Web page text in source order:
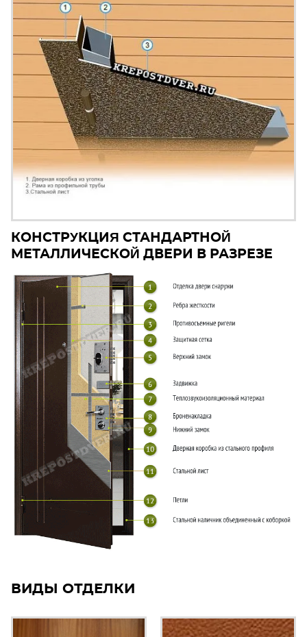
КОНСТРУКЦИЯ СТАНДАРТНОЙ
МЕТАЛЛИЧЕСКОЙ ДВЕРИ В РАЗРЕЗЕ
ВИДЫ ОТДЕЛКИ